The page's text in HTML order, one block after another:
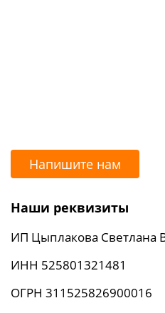
Напишите нам
Наши реквизиты
ИП Цыплакова Светлана
ИНН 525801321481
ОГРН 311525826900016